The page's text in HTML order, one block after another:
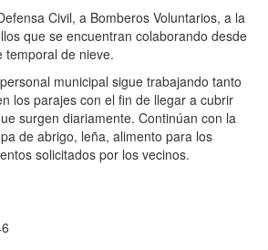
Civil, a Bomberos Voluntarios, a la
que se encuentran colaborando desde
temporal de nieve.
municipal sigue trabajando tanto
los parajes con el fin de llegar a cubrir
surgen diariamente. Continúan con la
de abrigo, leña, alimento para los
solicitados por los vecinos.